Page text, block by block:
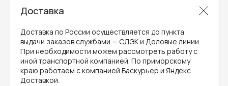
Доставка
Доставка по России осуществляется до пункта
выдачи заказов службами — СДЭК и Деловые линии.
При необходимости можем рассмотреть работу с
иной транспортной компанией. По приморскому
краю работаем с компанией Баскурьер и Яндекс
Доставкой.
Гарантия и поддержка
Мы предлагаем полный послепродажный
сервис для торгового оборудования,
видеонаблюдения и онлайн-касс. Все
устройства, купленные у нас, покрываются
ремонт и сервис